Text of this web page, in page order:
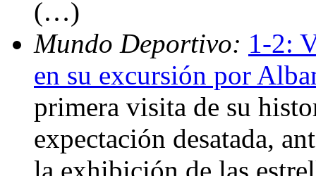
(…)
Mundo Deportivo: 1-2:
en su excursión por
primera visita de su
expectación desatada,
la exhibición de las